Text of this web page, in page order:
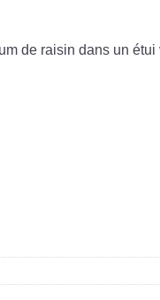
de raisin dans un étui